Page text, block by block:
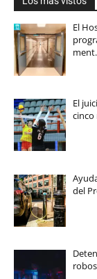
El
El
cinco
del